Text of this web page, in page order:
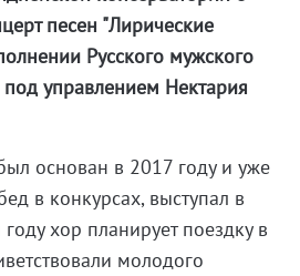
песен "Лирические
Русского мужского
управлением Нектария
основан в 2017 году и уже
в конкурсах, выступал в
хор планирует поездку в
молодого